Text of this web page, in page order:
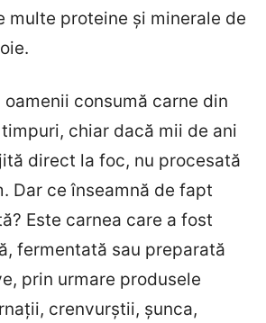
multe proteine și minerale de
oamenii consumă carne din
chiar dacă mii de ani
direct la foc, nu procesată
Dar ce înseamnă de fapt
Este carnea care a fost
fermentată sau preparată
prin urmare produsele
crenvurștii, șunca,